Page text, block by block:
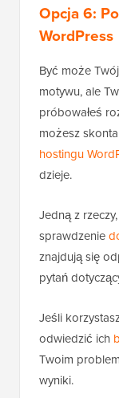
Opcja 6:
WordPress
Być może
motywu, ale
próbowałeś
możesz
hostingu
dzieje.
Jedną z
sprawdzenie
znajdują się
pytań
Jeśli
odwiedzić ich
Twoim
wyniki.